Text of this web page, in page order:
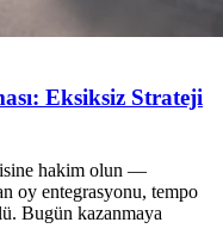
Eksiksiz Strateji
hakim olun —
oy entegrasyonu, tempo
Bugün kazanmaya